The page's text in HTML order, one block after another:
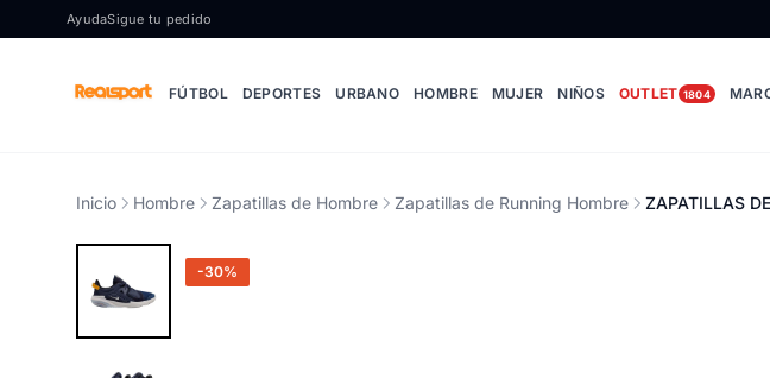
Ir al contenido
AyudaSigue tu pedido
FÚTBOL DEPORTES URBANO HOMBRE MUJER NIÑOS OUTLET 1804
Inicio Hombre Zapatillas de Hombre Zapatillas de Running Hombre ZAPATILLAS
-30%